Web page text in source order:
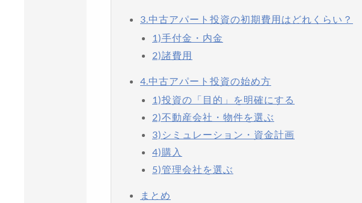
3.中古アパート投資の初期費用はどれくらい？
1)手付金・内金
2)諸費用
4.中古アパート投資の始め方
1)投資の「目的」を明確にする
2)不動産会社・物件を選ぶ
3)シミュレーション・資金計画
4)購入
5)管理会社を選ぶ
まとめ